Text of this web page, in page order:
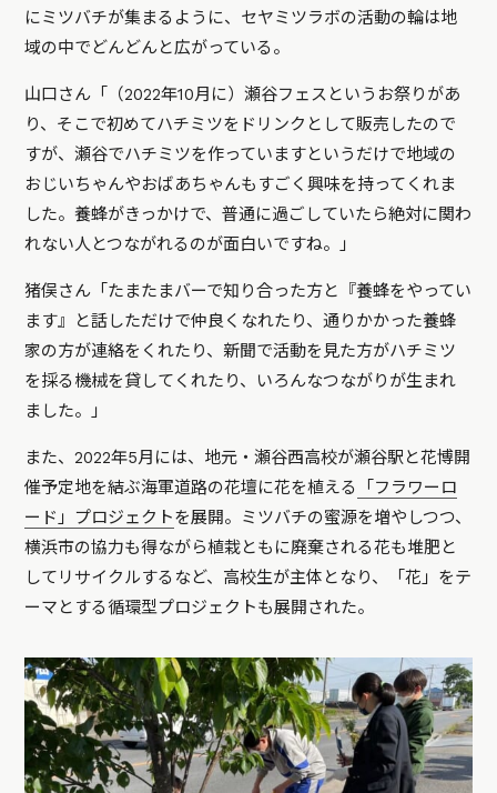
にミツバチが集まるように、セヤミツラボの活動の輪は地
域の中でどんどんと広がっている。
山口さん「（2022年10月に）瀬谷フェスというお祭りがあ
り、そこで初めてハチミツをドリンクとして販売したので
すが、瀬谷でハチミツを作っていますというだけで地域の
おじいちゃんやおばあちゃんもすごく興味を持ってくれま
した。養蜂がきっかけで、普通に過ごしていたら絶対に関わ
れない人とつながれるのが面白いですね。」
猪俣さん「たまたまバーで知り合った方と『養蜂をやってい
ます』と話しただけで仲良くなれたり、通りかかった養蜂
家の方が連絡をくれたり、新聞で活動を見た方がハチミツ
を採る機械を貸してくれたり、いろんなつながりが生まれ
ました。」
また、2022年5月には、地元・瀬谷西高校が瀬谷駅と花博開
催予定地を結ぶ海軍道路の花壇に花を植える
「フラワーロ
ード」プロジェクトを展開。ミツバチの蜜源を増やしつつ、
横浜市の協力も得ながら植栽ともに廃棄される花も堆肥と
してリサイクルするなど、高校生が主体となり、「花」をテ
ーマとする循環型プロジェクトも展開された。